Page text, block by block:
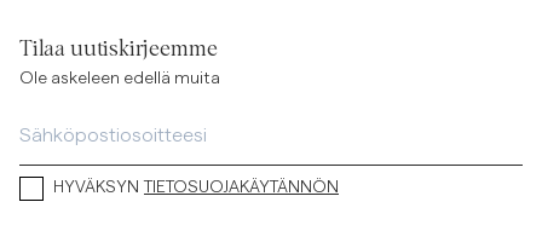
Tilaa uutiskirjeemme
Ole askeleen edellä muita
HYVÄKSYN TIETOSUOJAKÄYTÄNNÖN